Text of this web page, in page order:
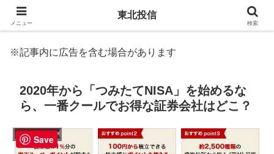
※記事内に広告を含む場合があります
2020年から「つみたてNISA」を始めるな
ら、一番クールでお得な証券会社はどこ？
2. 金融機関選び
メニュー
東北投信
検索
Save